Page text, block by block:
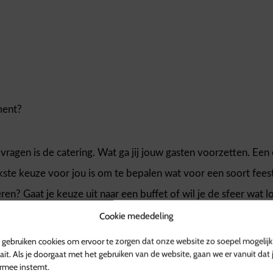
Cookie mededeling
gebruiken cookies om ervoor te zorgen dat onze website zo soepel mogelijk
Als je doorgaat met het gebruiken van de website, gaan we er vanuit dat
instemt.
is de catering. Wat ga jij jouw gasten voorzetten.
keuze voor jou is om te bepalen wat voor een soort
Gaat je keuze uit naar een buffet of wil je de sfeer wat
ook eens onze andereblogs .